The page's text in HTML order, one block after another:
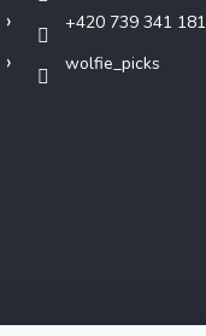
+420 739 341 181
wolfie_picks